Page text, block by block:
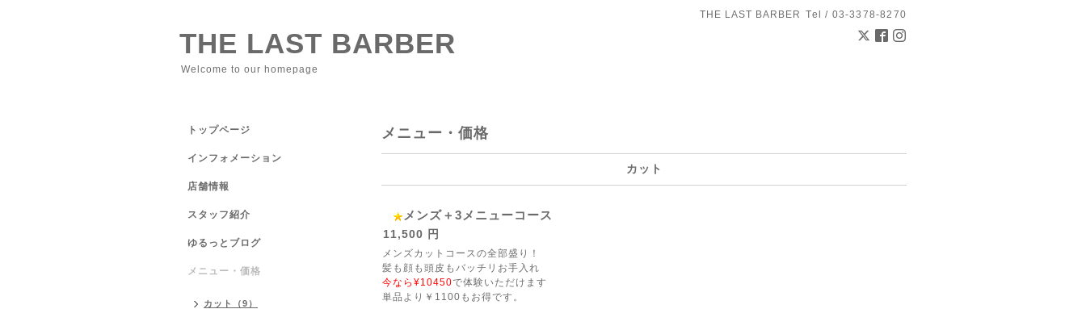
THE LAST BARBER Tel / 03-3378-8270
THE LAST BARBER
Welcome to our homepage
メニュー・価格
カット
メンズ＋3メニューコース
11,500 円
メンズカットコースの全部盛り！
髪も顔も頭皮もバッチリお手入れ
今なら¥10450で体験いただけます
単品より￥1100もお得です。
トップページ
インフォメーション
店舗情報
スタッフ紹介
ゆるっとブログ
メニュー・価格
カット（9）